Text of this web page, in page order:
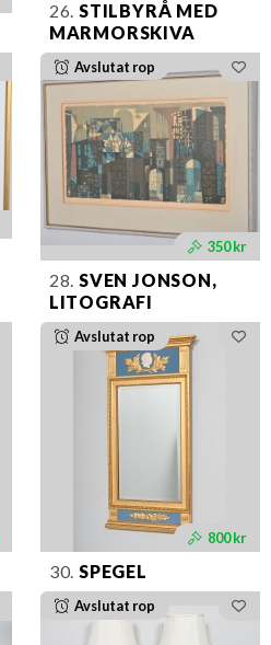
26. STILBYRÅ MED
MARMORSKIVA
Avslutat rop
350 kr
28. SVEN JONSON,
LITOGRAFI
Avslutat rop
800 kr
30. SPEGEL
Avslutat rop